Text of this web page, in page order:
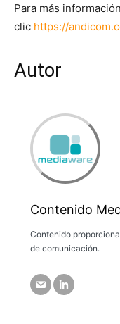
Para más
clic https://
Autor
Contenido
Contenido
de comunicación.